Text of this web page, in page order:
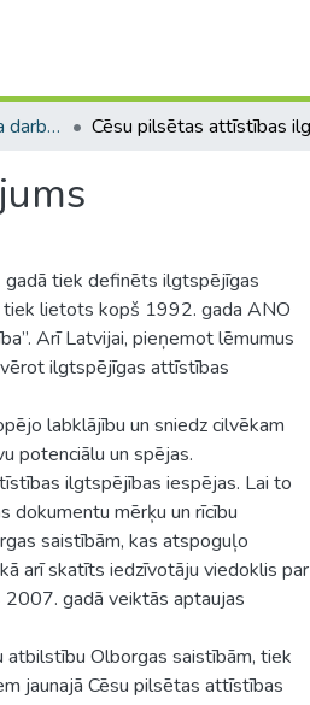
Bakalaura un maģistra darbi (EZTF) / Bachelor's and Master's theses
tiek definēts ilgtspējīgas
lietots kopš 1992. gada ANO
Arī Latvijai, pieņemot lēmumus
ilgtspējīgas attīstības
labklājību un sniedz cilvēkam
potenciālu un spējas.
ilgtspējības iespējas. Lai to
dokumentu mērķu un rīcību
saistībām, kas atspoguļo
arī skatīts iedzīvotāju viedoklis par
gadā veiktās aptaujas
Olborgas saistībām, tiek
jaunajā Cēsu pilsētas attīstības